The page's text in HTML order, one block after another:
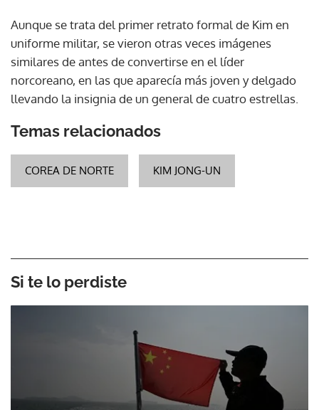
Aunque se trata del primer retrato formal de Kim en
uniforme militar, se vieron otras veces imágenes
similares de antes de convertirse en el líder
norcoreano, en las que aparecía más joven y delgado
llevando la insignia de un general de cuatro estrellas.
Temas relacionados
COREA DE NORTE KIM JONG-UN
Si te lo perdiste